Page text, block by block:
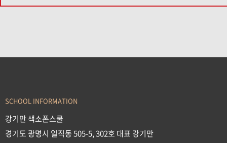
SCHOOL INFORMATION
강기만 색소폰스쿨
경기도 광명시 일직동 505-5, 302호 대표 강기만